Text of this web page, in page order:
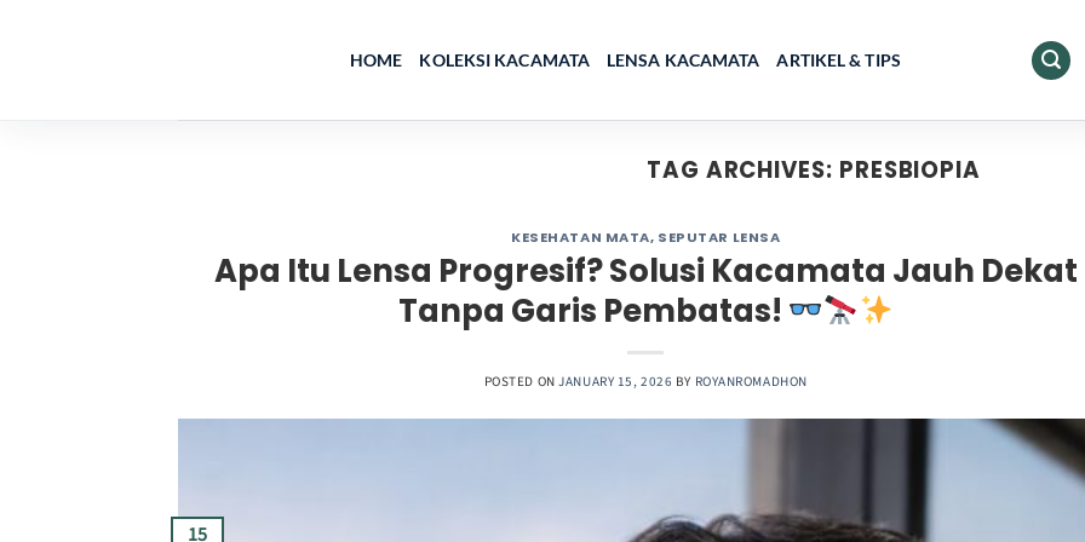
HOME KOLEKSI KACAMATA LENSA KACAMATA ARTIKEL & TIPS
TAG ARCHIVES: PRESBIOPIA
KESEHATAN MATA, SEPUTAR LENSA
Apa Itu Lensa Progresif? Solusi Kacamata Jauh Dekat
Tanpa Garis Pembatas!
POSTED ONJANUARY 15, 2026 BY ROYANROMADHON
15